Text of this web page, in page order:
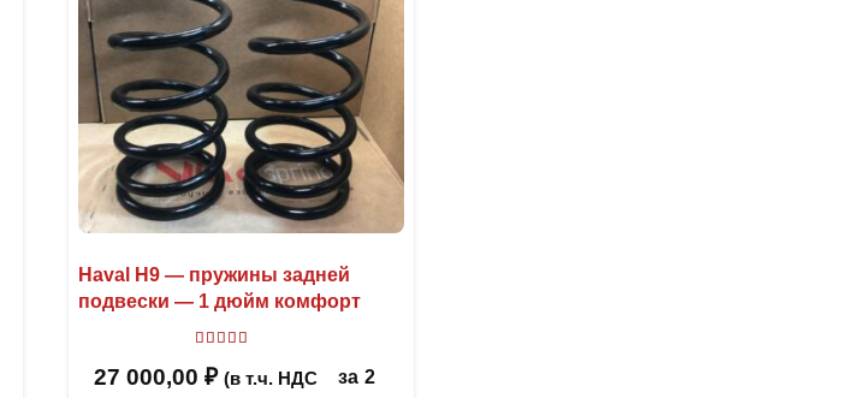
Haval H9 — пружины задней
подвески — 1 дюйм комфорт
27 000,00 ₽ (в т.ч. НДС
за 2